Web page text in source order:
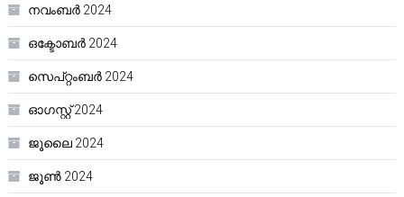
നവംബർ 2024
ഒക്ടോബർ 2024
സെപ്റ്റംബർ 2024
ഓഗസ്റ്റ്‌ 2024
ജൂലൈ 2024
ജൂൺ 2024